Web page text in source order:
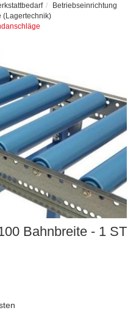
Betriebseinrichtung
(Lagertechnik)
Bahnbreite - 1 ST